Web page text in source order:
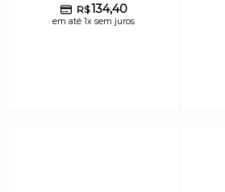
R$134,40
em até 1x sem juros